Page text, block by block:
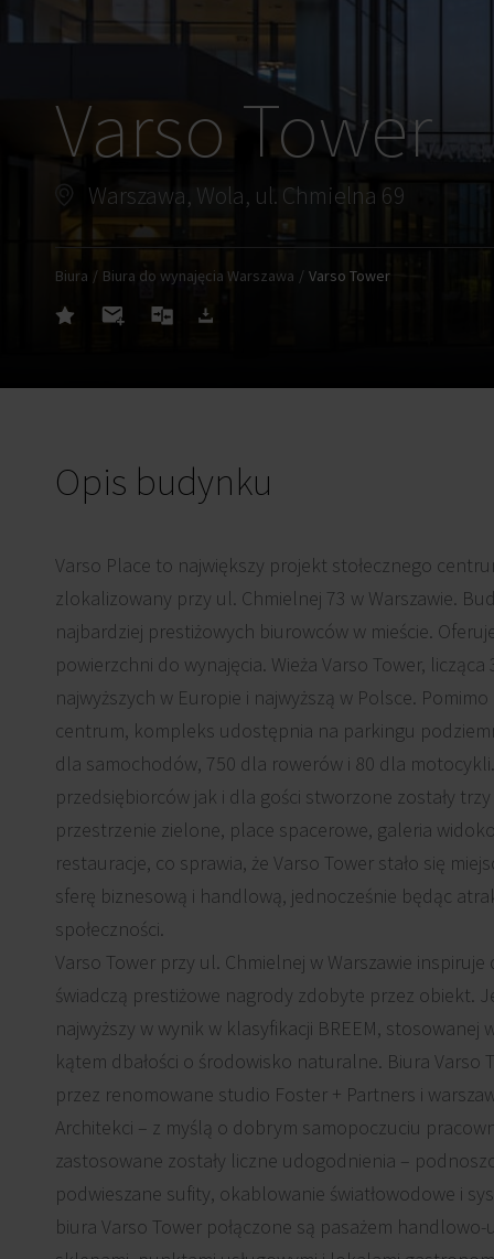
Varso Tower
Warszawa, Wola, ul. Chmielna 69
Biura Biura do wynajęcia Warszawa Varso Tower
Opis budynku
Varso Place to największy projekt stołecznego
zlokalizowany przy ul. Chmielnej 73 w Warszawie.
najbardziej prestiżowych biurowców w mieście.
powierzchni do wynajęcia. Wieża Varso Tower, licząca
najwyższych w Europie i najwyższą w Polsce. Pomimo
centrum, kompleks udostępnia na parkingu
dla samochodów, 750 dla rowerów i 80 dla
przedsiębiorców jak i dla gości stworzone zostały
przestrzenie zielone, place spacerowe, galeria
restauracje, co sprawia, że Varso Tower stało się
sferę biznesową i handlową, jednocześnie będąc
społeczności.
Varso Tower przy ul. Chmielnej w Warszawie inspiruje
świadczą prestiżowe nagrody zdobyte przez obiekt.
najwyższy w wynik w klasyfikacji BREEM, stosowanej
kątem dbałości o środowisko naturalne. Biura Varso
przez renomowane studio Foster + Partners i
Architekci – z myślą o dobrym samopoczuciu
zastosowane zostały liczne udogodnienia –
podwieszane sufity, okablowanie światłowodowe i
biura Varso Tower połączone są pasażem handlowo-